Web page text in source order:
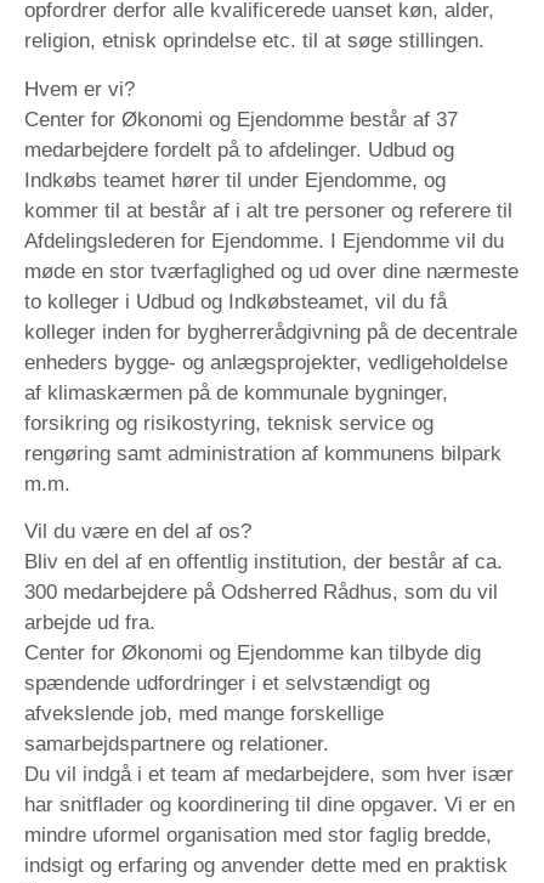
opfordrer derfor alle kvalificerede uanset køn, alder,
religion, etnisk oprindelse etc. til at søge stillingen.
Hvem er vi?
Center for Økonomi og Ejendomme består af 37
medarbejdere fordelt på to afdelinger. Udbud og
Indkøbs teamet hører til under Ejendomme, og
kommer til at består af i alt tre personer og referere til
Afdelingslederen for Ejendomme. I Ejendomme vil du
møde en stor tværfaglighed og ud over dine nærmeste
to kolleger i Udbud og Indkøbsteamet, vil du få
kolleger inden for bygherrerådgivning på de decentrale
enheders bygge- og anlægsprojekter, vedligeholdelse
af klimaskærmen på de kommunale bygninger,
forsikring og risikostyring, teknisk service og
rengøring samt administration af kommunens bilpark
m.m.
Vil du være en del af os?
Bliv en del af en offentlig institution, der består af ca.
300 medarbejdere på Odsherred Rådhus, som du vil
arbejde ud fra.
Center for Økonomi og Ejendomme kan tilbyde dig
spændende udfordringer i et selvstændigt og
afvekslende job, med mange forskellige
samarbejdspartnere og relationer.
Du vil indgå i et team af medarbejdere, som hver især
har snitflader og koordinering til dine opgaver. Vi er en
mindre uformel organisation med stor faglig bredde,
indsigt og erfaring og anvender dette med en praktisk